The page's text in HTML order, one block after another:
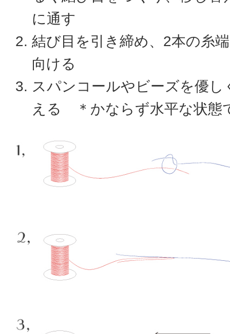
に通す
結び目を引き締め、2本の糸
向ける
スパンコールやビーズを優し
える ＊かならず水平な状態